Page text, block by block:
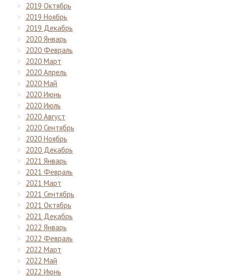
2019 Октябрь
2019 Ноябрь
2019 Декабрь
2020 Январь
2020 Февраль
2020 Март
2020 Апрель
2020 Май
2020 Июнь
2020 Июль
2020 Август
2020 Сентябрь
2020 Ноябрь
2020 Декабрь
2021 Январь
2021 Февраль
2021 Март
2021 Сентябрь
2021 Октябрь
2021 Декабрь
2022 Январь
2022 Февраль
2022 Март
2022 Май
2022 Июнь